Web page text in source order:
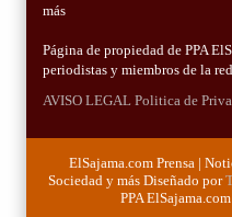
más
Página de propiedad de PPA
periodistas y miembros de la
AVISO LEGAL Politica de
ElSajama.com Prensa |
Sociedad y más Diseñado por
PPA